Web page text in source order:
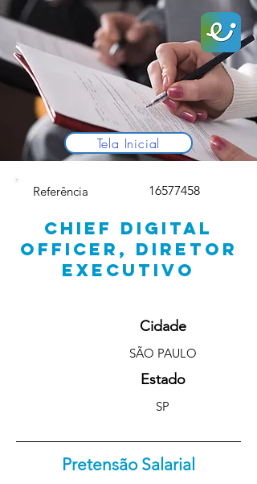
Tela Inicial
Referência 16577458
CHIEF DIGITAL
OFFICER, DIRETOR
EXECUTIVO
Cidade
SÃO PAULO
Estado
SP
Pretensão Salarial